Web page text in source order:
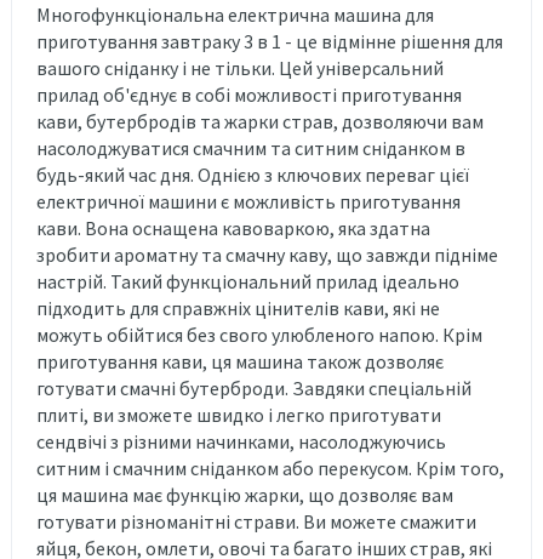
Многофункціональна електрична машина для
приготування завтраку 3 в 1 - це відмінне рішення для
вашого сніданку і не тільки. Цей універсальний
прилад об'єднує в собі можливості приготування
кави, бутербродів та жарки страв, дозволяючи вам
насолоджуватися смачним та ситним сніданком в
будь-який час дня. Однією з ключових переваг цієї
електричної машини є можливість приготування
кави. Вона оснащена кавоваркою, яка здатна
зробити ароматну та смачну каву, що завжди підніме
настрій. Такий функціональний прилад ідеально
підходить для справжніх цінителів кави, які не
можуть обійтися без свого улюбленого напою. Крім
приготування кави, ця машина також дозволяє
готувати смачні бутерброди. Завдяки спеціальній
плиті, ви зможете швидко і легко приготувати
сендвічі з різними начинками, насолоджуючись
ситним і смачним сніданком або перекусом. Крім того,
ця машина має функцію жарки, що дозволяє вам
готувати різноманітні страви. Ви можете смажити
яйця, бекон, омлети, овочі та багато інших страв, які